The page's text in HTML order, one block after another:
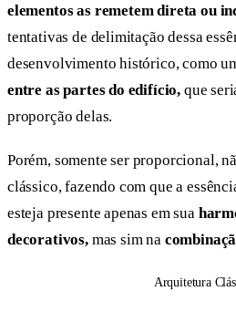
elementos as remetem direta ou
tentativas de delimitação dessa
desenvolvimento histórico, como
entre as partes do edifício, que
proporção delas.
Porém, somente ser proporcional,
clássico, fazendo com que a
esteja presente apenas em sua
decorativos,mas sim na
Arquitetura